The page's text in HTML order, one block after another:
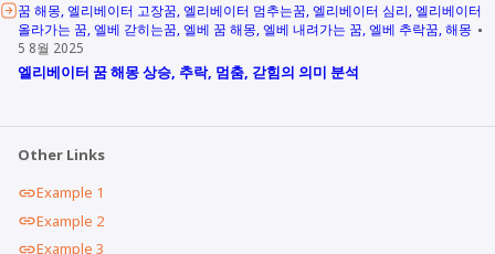
꿈 해몽 엘리베이터 고장꿈 엘리베이터 멈추는꿈 엘리베이터 심리 엘리베이터
올라가는 꿈 엘베 갇히는꿈 엘베 꿈 해몽 엘베 내려가는 꿈 엘베 추락꿈 해몽
5 8월 2025
엘리베이터 꿈 해몽 상승, 추락, 멈춤, 갇힘의 의미 분석
Other Links
Example 1
Example 2
Example 3